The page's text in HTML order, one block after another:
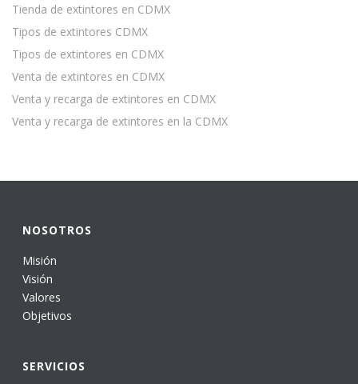
Tienda de extintores en CDMX
Tipos de extintores CDMX
Tipos de extintores en CDMX
Venta de extintores en CDMX
Venta y recarga de extintores en CDMX
Venta y recarga de extintores en la CDMX
NOSOTROS
Misión
Visión
Valores
Objetivos
SERVICIOS